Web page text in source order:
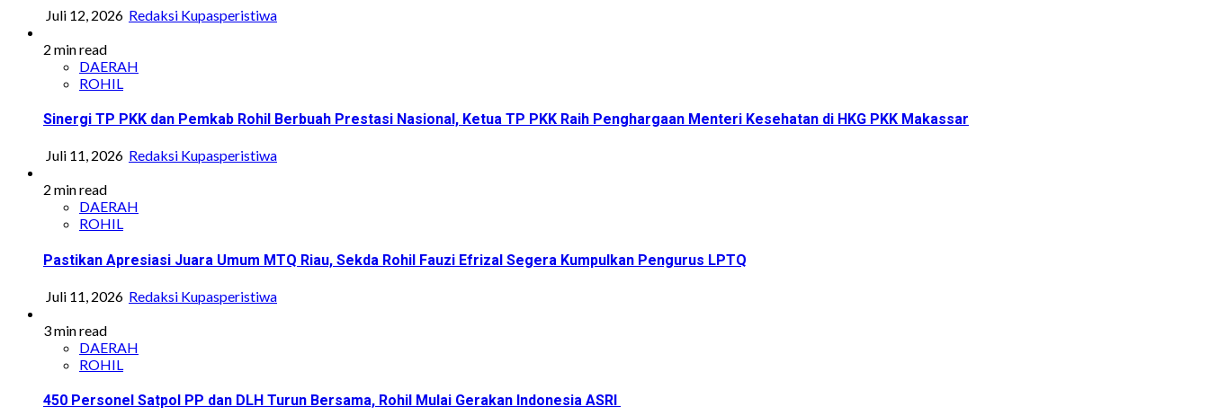
Juli 12, 2026 Redaksi Kupasperistiwa
2 min read
DAERAH
ROHIL
Sinergi TP PKK dan Pemkab Rohil Berbuah Prestasi Nasional, Ketua TP PKK Raih Penghargaan Menteri Kesehatan di HKG PKK Makassar
Juli 11, 2026 Redaksi Kupasperistiwa
2 min read
DAERAH
ROHIL
Pastikan Apresiasi Juara Umum MTQ Riau, Sekda Rohil Fauzi Efrizal Segera Kumpulkan Pengurus LPTQ
Juli 11, 2026 Redaksi Kupasperistiwa
3 min read
DAERAH
ROHIL
450 Personel Satpol PP dan DLH Turun Bersama, Rohil Mulai Gerakan Indonesia ASRI